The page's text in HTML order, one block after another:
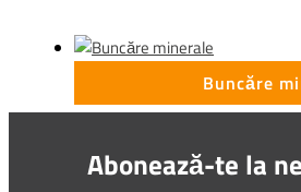
Buncăre
Abonează-te la